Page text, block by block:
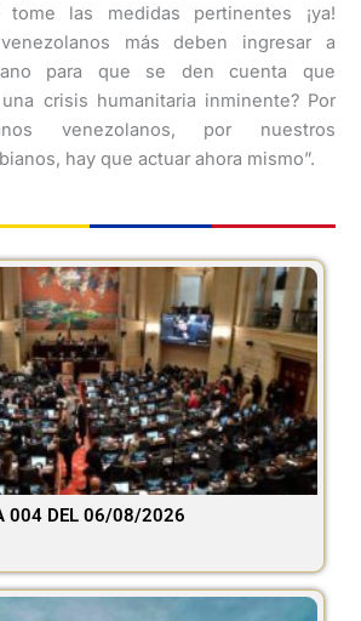
las medidas pertinentes ¡ya!
más deben ingresar a
para que se den cuenta que
crisis humanitaria inminente? Por
venezolanos, por nuestros
hay que actuar ahora mismo”.
004 DEL 06/08/2026